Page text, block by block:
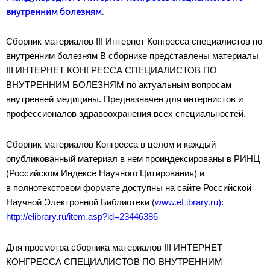
внутренним болезням.
Сборник материалов III Интернет Конгресса специалистов по
внутренним болезням В сборнике представлены материалы
III ИНТЕРНЕТ КОНГРЕССА СПЕЦИАЛИСТОВ ПО
ВНУТРЕННИМ БОЛЕЗНЯМ по актуальным вопросам
внутренней медицины. Предназначен для интернистов и
профессионалов здравоохранения всех специальностей.
Сборник материалов Конгресса в целом и каждый
опубликованный материал в нем проиндексированы в РИНЦ
(Российском Индексе Научного Цитирования) и
в полнотекстовом формате доступны на сайте Российской
Научной Электронной Библиотеки (www.eLibrary.ru):
http://elibrary.ru/item.asp?id=23446386
Для просмотра сборника материалов III ИНТЕРНЕТ
КОНГРЕССА СПЕЦИАЛИСТОВ ПО ВНУТРЕННИМ